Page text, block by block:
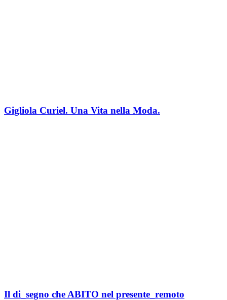
Gigliola Curiel. Una Vita nella Moda.
Il di_segno che ABITO nel presente_remoto